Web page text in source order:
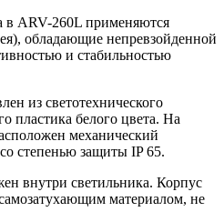
в ARV-260L применяются
обладающие непревзойденной
и стабильностью
из светотехнического
пластика белого цвета. На
механический
степенью защиты IP 65.
внутри светильника. Корпус
материалом, не